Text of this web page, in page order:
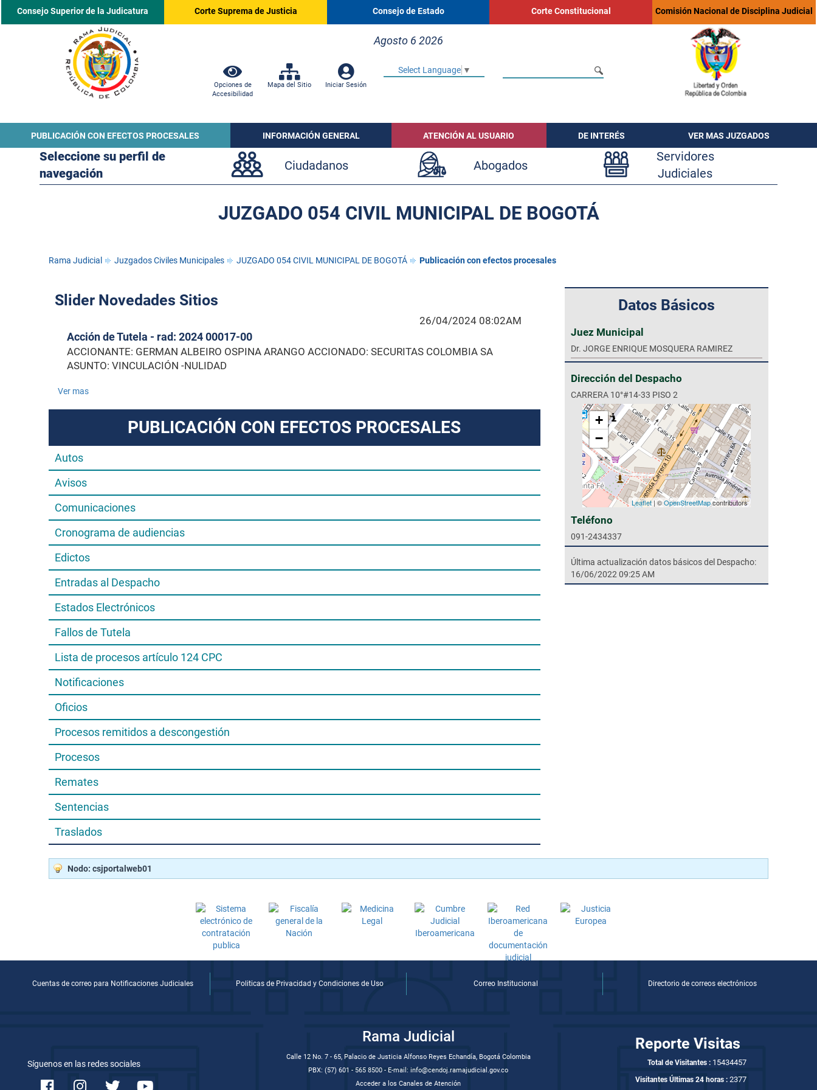
Consejo Superior de la Judicatura Corte Suprema de Justicia Consejo de Estado Corte Constitucional Comisión Nacional de Disciplina Judicial
Agosto 6 2026
Opciones de
Accesibilidad
Mapa del Sitio Iniciar Sesión
Select Language ▼
PUBLICACIÓN CON EFECTOS PROCESALES INFORMACIÓN GENERAL ATENCIÓN AL USUARIO DE INTERÉS VER MAS JUZGADOS
Seleccione su perfil de
navegación
Ciudadanos Abogados
Servidores
Judiciales
JUZGADO 054 CIVIL MUNICIPAL DE BOGOTÁ
Rama Judicial Juzgados Civiles Municipales JUZGADO 054 CIVIL MUNICIPAL DE BOGOTÁ Publicación con efectos procesales
Slider Novedades Sitios
26/04/2024 08:02AM
Acción de Tutela - rad: 2024 00017-00
ACCIONANTE: GERMAN ALBEIRO OSPINA ARANGO ACCIONADO: SECURITAS COLOMBIA SA
ASUNTO: VINCULACIÓN -NULIDAD
Ver mas
PUBLICACIÓN CON EFECTOS PROCESALES
Autos
Avisos
Comunicaciones
Cronograma de audiencias
Edictos
Entradas al Despacho
Estados Electrónicos
Fallos de Tutela
Lista de procesos artículo 124 CPC
Notificaciones
Oficios
Procesos remitidos a descongestión
Procesos
Remates
Sentencias
Traslados
Datos Básicos
Juez Municipal
Dr. JORGE ENRIQUE MOSQUERA RAMIREZ
Dirección del Despacho
CARRERA 10°#14-33 PISO 2
+
−
Leaflet| ©OpenStreetMapcontributors
Teléfono
091-2434337
Última actualización datos básicos del Despacho:
16/06/2022 09:25 AM
Nodo: csjportalweb01
Cuentas de correo para Notificaciones Judiciales Politicas de Privacidad y Condiciones de Uso Correo Institucional Directorio de correos electrónicos
Síguenos en las redes sociales
Rama Judicial
Calle 12 No. 7 - 65, Palacio de Justicia Alfonso Reyes Echandía, Bogotá Colombia
PBX: (57) 601 - 565 8500 - E-mail: info@cendoj.ramajudicial.gov.co
Acceder a los Canales de Atención
Reporte Visitas
Total de Visitantes : 15434457
Visitantes Últimas 24 horas : 2377